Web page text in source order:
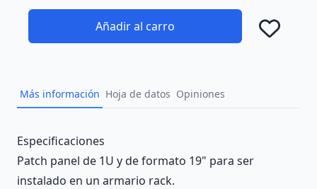
Añadir al carro
Más información Hoja de datos Opiniones
Description
Especificaciones
Patch panel de 1U y de formato 19" para ser
instalado en un armario rack.